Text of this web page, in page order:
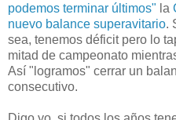
podemos terminar últimos" la
nuevo balance superavitario.
sea, tenemos déficit pero lo
mitad de campeonato
Así "logramos" cerrar un
consecutivo.